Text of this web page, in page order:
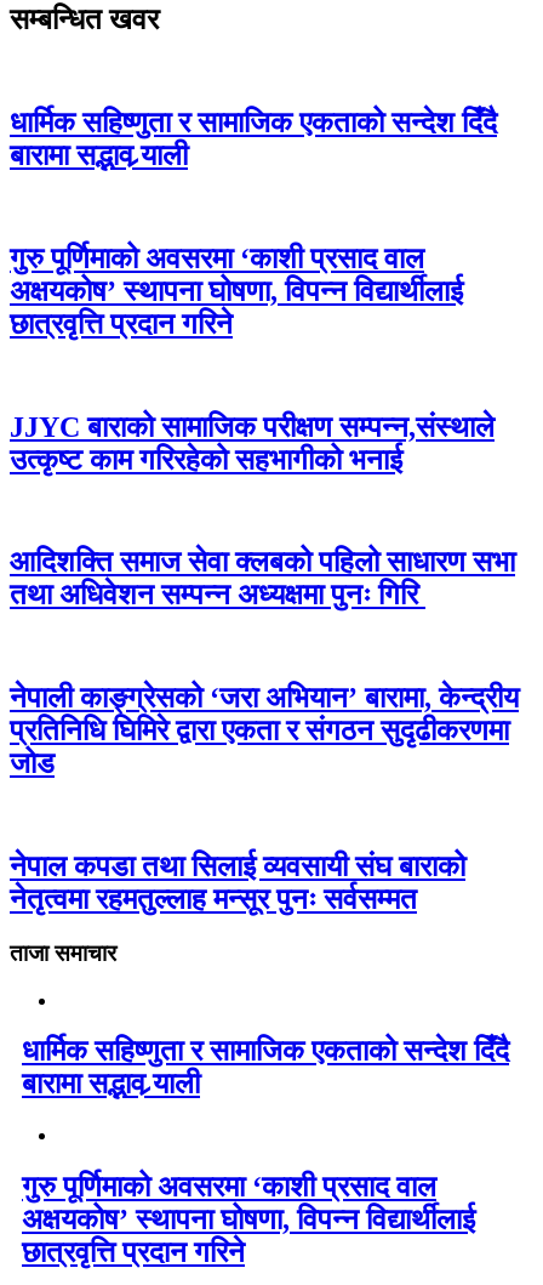
सम्बन्धित खवर
धार्मिक सहिष्णुता र सामाजिक एकताको सन्देश दिँदै
बारामा सद्भाव र्‍याली
गुरु पूर्णिमाको अवसरमा ‘काशी प्रसाद वाल
अक्षयकोष’ स्थापना घोषणा, विपन्न विद्यार्थीलाई
छात्रवृत्ति प्रदान गरिने
JJYC बाराको सामाजिक परीक्षण सम्पन्न,संस्थाले
उत्कृष्ट काम गरिरहेको सहभागीको भनाई
आदिशक्ति समाज सेवा क्लबको पहिलो साधारण सभा
तथा अधिवेशन सम्पन्न अध्यक्षमा पुनः गिरि
नेपाली काङ्ग्रेसको ‘जरा अभियान’ बारामा, केन्द्रीय
प्रतिनिधि घिमिरे द्वारा एकता र संगठन सुदृढीकरणमा
जोड
नेपाल कपडा तथा सिलाई व्यवसायी संघ बाराको
नेतृत्वमा रहमतुल्लाह मन्सूर पुनः सर्वसम्मत
ताजा समाचार
धार्मिक सहिष्णुता र सामाजिक एकताको सन्देश दिँदै
बारामा सद्भाव र्‍याली
गुरु पूर्णिमाको अवसरमा ‘काशी प्रसाद वाल
अक्षयकोष’ स्थापना घोषणा, विपन्न विद्यार्थीलाई
छात्रवृत्ति प्रदान गरिने